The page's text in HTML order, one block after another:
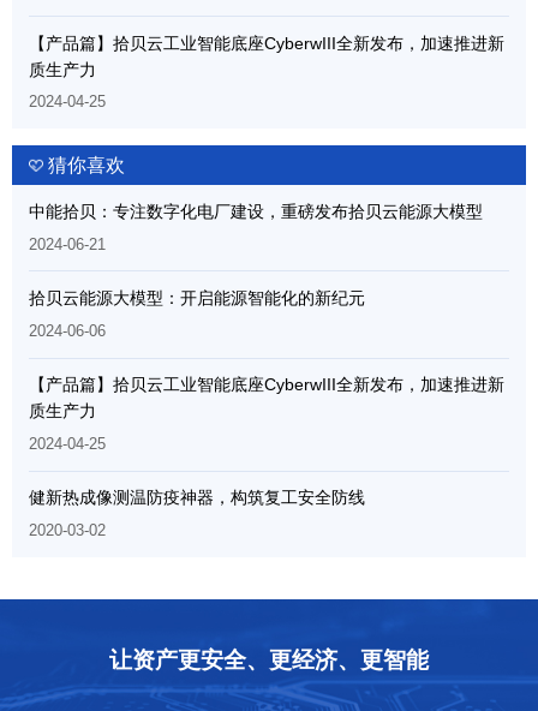
【产品篇】拾贝云工业智能底座CyberwIII全新发布，加速推进新
质生产力
2024-04-25
猜你喜欢
中能拾贝：专注数字化电厂建设，重磅发布拾贝云能源大模型
2024-06-21
拾贝云能源大模型：开启能源智能化的新纪元
2024-06-06
【产品篇】拾贝云工业智能底座CyberwIII全新发布，加速推进新
质生产力
2024-04-25
健新热成像测温防疫神器，构筑复工安全防线
2020-03-02
让资产更安全、更经济、更智能